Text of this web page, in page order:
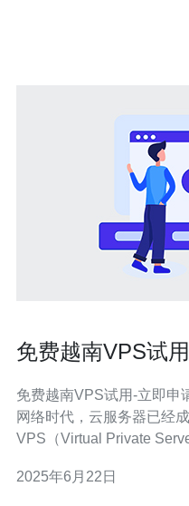
免费越南VPS试
免费越南VPS试用-立即申请并
网络时代，云服务器已经
VPS（Virtual Private
VPS作为一种性价比较高的选择
2025年6月22日